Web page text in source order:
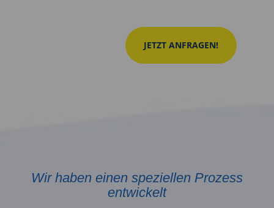
JETZT ANFRAGEN!
Wir haben einen speziellen Prozess
entwickelt